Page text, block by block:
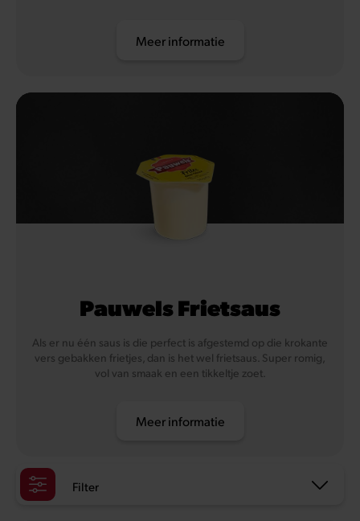
Meer informatie
Pauwels Frietsaus
Als er nu één saus is die perfect is afgestemd op die krokante
vers gebakken frietjes, dan is het wel frietsaus. Super romig,
vol van smaak en een tikkeltje zoet.
Meer informatie
Filter